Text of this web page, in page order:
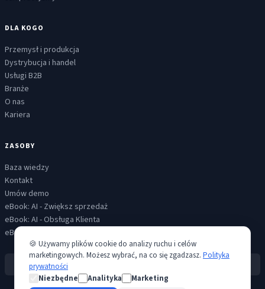
🍪 Używamy plików cookie do analizy ruchu i celów
marketingowych. Możesz wybrać, na co się zgadzasz. Polityka
prywatności
Niezbędne
Analityka Marketing
DLA KOGO
Przemysł i produkcja
Dystrybucja i handel
Usługi B2B
Branże
O nas
Kariera
ZASOBY
Baza wiedzy
Kontakt
Umów demo
eBook: AI - Zwiększ sprzedaż
eBook: AI - Obsługa Klienta
eBook: AI - Skalowalna komunikacja
Creatio Level IV Partner